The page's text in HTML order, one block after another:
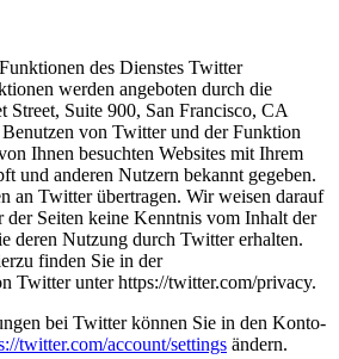
des Dienstes Twitter
werden angeboten durch die
Suite 900, San Francisco, CA
von Twitter und der Funktion
Ihnen besuchten Websites mit Ihrem
und anderen Nutzern bekannt gegeben.
an Twitter übertragen. Wir weisen darauf
der Seiten keine Kenntnis vom Inhalt der
deren Nutzung durch Twitter erhalten.
finden Sie in der
Twitter unter https://twitter.com/privacy.
bei Twitter können Sie in den Konto-
twitter.com/account/settings ändern.